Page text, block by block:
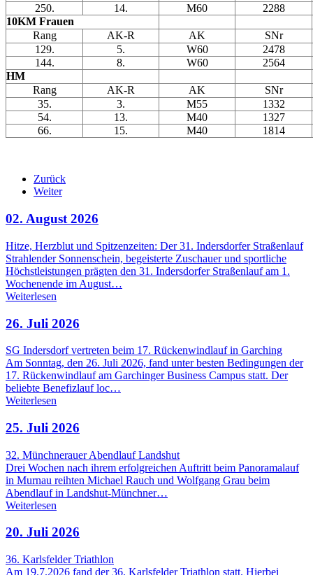
250.
14. M60
2288
10KM Frauen
Rang
AK-R AK
SNr
129.
5. W60
2478
144.
8. W60
2564
HM
Rang
AK-R AK
SNr
35.
3. M55
1332
54.
13. M40
1327
66.
15. M40 1814
Zurück
Weiter
02. August 2026
Hitze, Herzblut und Spitzenzeiten: Der 31. Indersdorfer Straßenlauf
Strahlender Sonnenschein, begeisterte Zuschauer und sportliche
Höchstleistungen prägten den 31. Indersdorfer Straßenlauf am 1.
Wochenende im August…
Weiterlesen
26. Juli 2026
SG Indersdorf vertreten beim 17. Rückenwindlauf in Garching
Am Sonntag, den 26. Juli 2026, fand unter besten Bedingungen der
17. Rückenwindlauf am Garchinger Business Campus statt. Der
beliebte Benefizlauf loc…
Weiterlesen
25. Juli 2026
32. Münchnerauer Abendlauf Landshut
Drei Wochen nach ihrem erfolgreichen Auftritt beim Panoramalauf
in Murnau reihten Michael Rauch und Wolfgang Grau beim
Abendlauf in Landshut-Münchner…
Weiterlesen
20. Juli 2026
36. Karlsfelder Triathlon
Am 19.7.2026 fand der 36. Karlsfelder Triathlon statt. Hierbei